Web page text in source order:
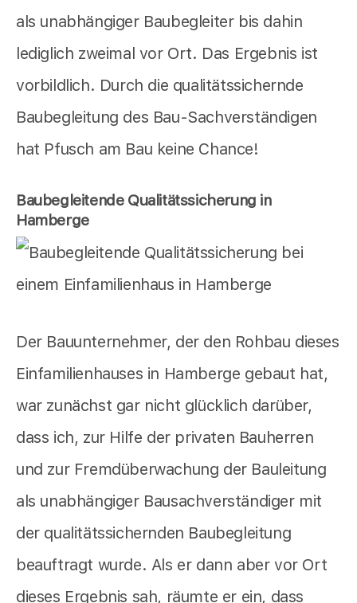
als unabhängiger Baubegleiter bis dahin
lediglich zweimal vor Ort. Das Ergebnis ist
vorbildlich. Durch die qualitätssichernde
Baubegleitung des Bau-Sachverständigen
hat Pfusch am Bau keine Chance!
Baubegleitende Qualitätssicherung in
Hamberge
Der Bauunternehmer, der den Rohbau dieses
Einfamilienhauses in Hamberge gebaut hat,
war zunächst gar nicht glücklich darüber,
dass ich, zur Hilfe der privaten Bauherren
und zur Fremdüberwachung der Bauleitung
als unabhängiger Bausachverständiger mit
der qualitätssichernden Baubegleitung
beauftragt wurde. Als er dann aber vor Ort
dieses Ergebnis sah, räumte er ein, dass